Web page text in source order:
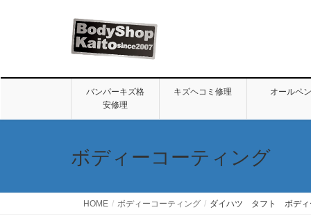
バンパーキズ格
安修理
キズヘコミ修理 オールペン
ボディーコーティング
HOME ボディーコーティング ダイハツ タフト ボディ